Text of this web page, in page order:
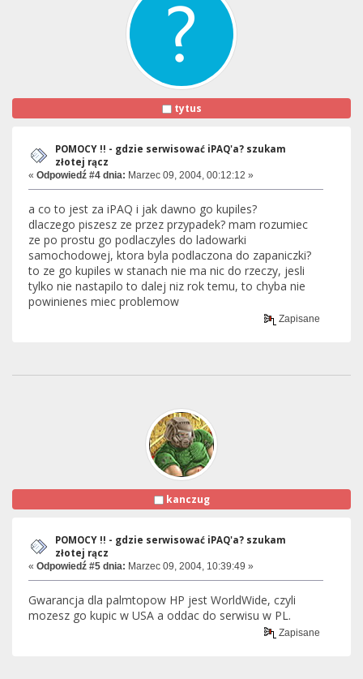
tytus
POMOCY !! - gdzie serwisować iPAQ'a? szukam
złotej rącz
« Odpowiedź #4 dnia: Marzec 09, 2004, 00:12:12 »
a co to jest za iPAQ i jak dawno go kupiles?
dlaczego piszesz ze przez przypadek? mam rozumiec
ze po prostu go podlaczyles do ladowarki
samochodowej, ktora byla podlaczona do zapaniczki?
to ze go kupiles w stanach nie ma nic do rzeczy, jesli
tylko nie nastapilo to dalej niz rok temu, to chyba nie
powinienes miec problemow
Zapisane
kanczug
POMOCY !! - gdzie serwisować iPAQ'a? szukam
złotej rącz
« Odpowiedź #5 dnia: Marzec 09, 2004, 10:39:49 »
Gwarancja dla palmtopow HP jest WorldWide, czyli
mozesz go kupic w USA a oddac do serwisu w PL.
Zapisane